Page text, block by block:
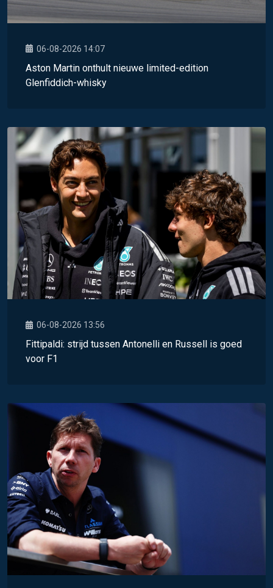
06-08-2026 14:07
Aston Martin onthult nieuwe limited-edition
Glenfiddich-whisky
06-08-2026 13:56
Fittipaldi: strijd tussen Antonelli en Russell is goed
voor F1